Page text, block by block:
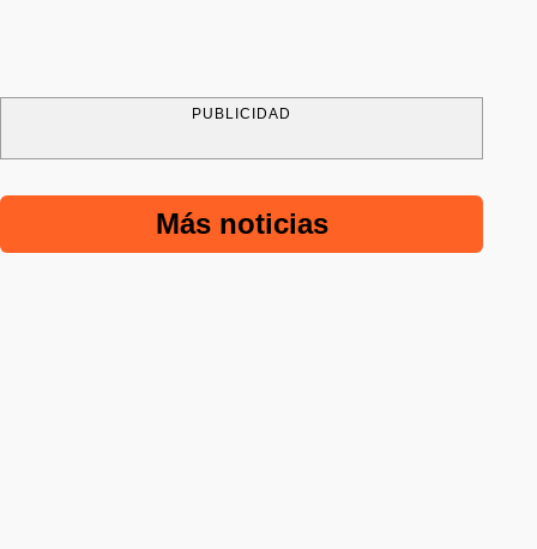
PUBLICIDAD
Más noticias